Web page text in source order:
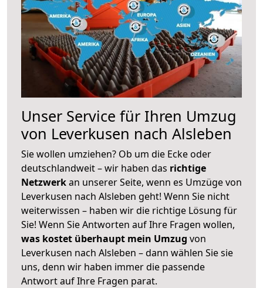
Unser Service für Ihren Umzug
von Leverkusen nach Alsleben
Sie wollen umziehen? Ob um die Ecke oder
deutschlandweit – wir haben das richtige
Netzwerkan unserer Seite, wenn es Umzüge von
Leverkusen nach Alsleben geht! Wenn Sie nicht
weiterwissen – haben wir die richtige Lösung für
Sie! Wenn Sie Antworten auf Ihre Fragen wollen,
was kostet überhaupt mein Umzug von
Leverkusen nach Alsleben – dann wählen Sie sie
uns, denn wir haben immer die passende
Antwort auf Ihre Fragen parat.